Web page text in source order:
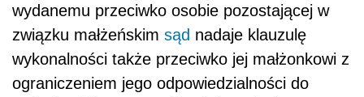
wydanemu przeciwko osobie pozostającej w
związku małżeńskim sąd nadaje klauzulę
wykonalności także przeciwko jej małżonkowi z
ograniczeniem jego odpowiedzialności do